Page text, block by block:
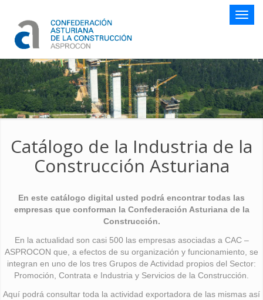
Botón
Catálogo de la Industria de la
Construcción Asturiana
En este catálogo digital usted podrá encontrar todas las
empresas que conforman la Confederación Asturiana de la
Construcción.
En la actualidad son casi 500 las empresas asociadas a CAC –
ASPROCON que, a efectos de su organización y funcionamiento, se
integran en uno de los tres Grupos de Actividad propios del Sector:
Promoción, Contrata e Industria y Servicios de la Construcción.
Aquí podrá consultar toda la actividad exportadora de las mismas así